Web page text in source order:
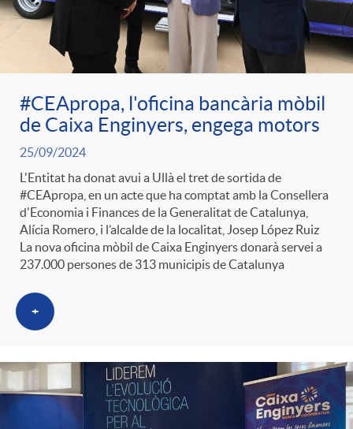
a
S
a
l
a
e
ó
p
e
r
c
a
t
e
t
e
n
i
d
o
A
n
l
i
c
a
d
o
r
d
#CEApropa, l'oficina bancària mòbil
de Caixa Enginyers, engega motors
25/09/2024
L'Entitat ha donat avui a Ullà el tret de sortida de
#CEApropa, en un acte que ha comptat amb la Consellera
d'Economia i Finances de la Generalitat de Catalunya,
Alícia Romero, i l’alcalde de la localitat, Josep López Ruiz
La nova oficina mòbil de Caixa Enginyers donarà servei a
237.000 persones de 313 municipis de Catalunya
+